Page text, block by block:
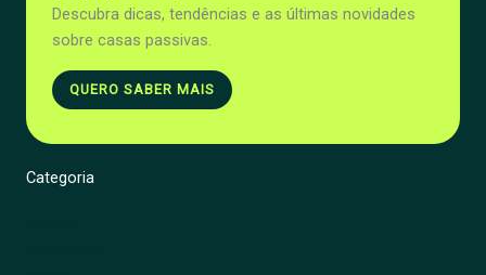
Descubra dicas, tendências e as últimas novidades
sobre casas passivas.
QUERO SABER MAIS
Categoria